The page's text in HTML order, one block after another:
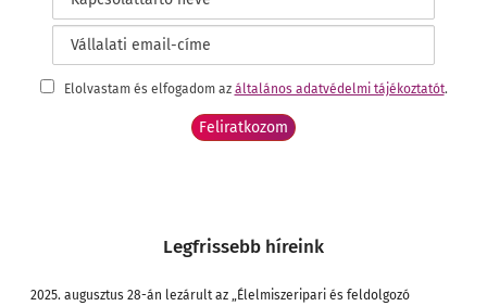
Elolvastam és elfogadom az általános adatvédelmi tájékoztatót.
Legfrissebb híreink
2025. augusztus 28-án lezárult az „Élelmiszeripari és feldolgozó